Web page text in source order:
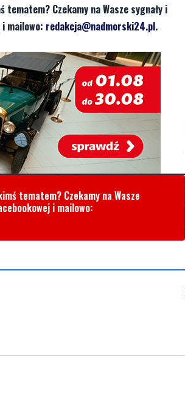
Czekamy na Wasze sygnały i
i mailowo: redakcja@nadmorski24.pl.
tematem? Czekamy na Wasze
i mailowo: